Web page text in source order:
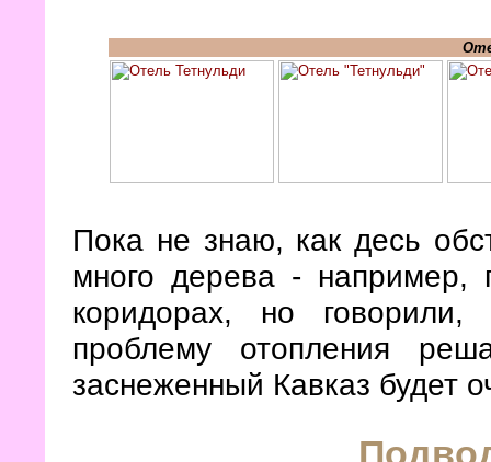
Пока не знаю, как десь
много дерева - например,
коридорах, но
проблему отопления
заснеженный Кавказ будет